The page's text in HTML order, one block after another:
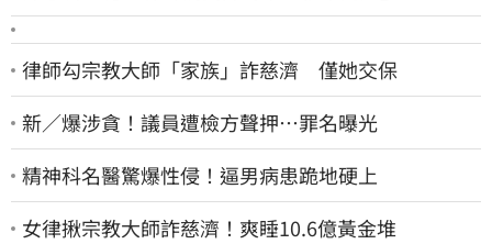
律師勾宗教大師「家族」詐慈濟 僅她交保
新／爆涉貪！議員遭檢方聲押…罪名曝光
精神科名醫驚爆性侵！逼男病患跪地硬上
女律揪宗教大師詐慈濟！爽睡10.6億黃金堆